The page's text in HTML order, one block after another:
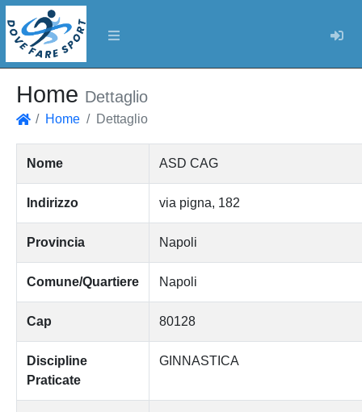
Home Dettaglio
Home Dettaglio
Nome ASD CAG
Indirizzo via pigna, 182
Provincia Napoli
Comune/Quartiere Napoli
Cap 80128
Discipline
Praticate
GINNASTICA